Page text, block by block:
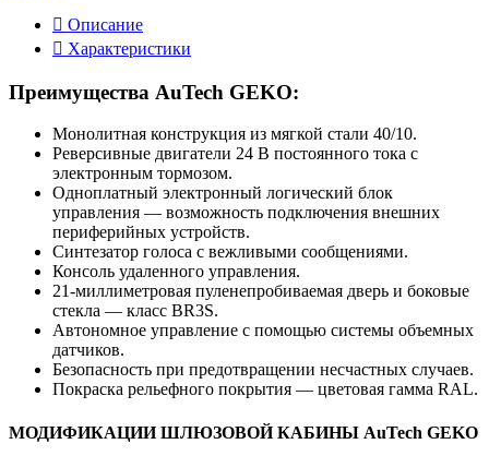
Описание
Характеристики
Преимущества AuTech GEKO:
Монолитная конструкция из мягкой стали 40/10.
Реверсивные двигатели 24 В постоянного тока с
электронным тормозом.
Одноплатный электронный логический блок
управления — возможность подключения внешних
периферийных устройств.
Синтезатор голоса с вежливыми сообщениями.
Консоль удаленного управления.
21-миллиметровая пуленепробиваемая дверь и боковые
стекла — класс BR3S.
Автономное управление с помощью системы объемных
датчиков.
Безопасность при предотвращении несчастных случаев.
Покраска рельефного покрытия — цветовая гамма RAL.
МОДИФИКАЦИИ ШЛЮЗОВОЙ КАБИНЫ AuTech GEKO